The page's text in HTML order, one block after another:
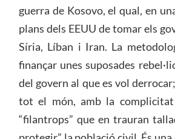
guerra de Kosovo, el qual, en
plans dels EEUU de tomar els
Síria, Líban i Iran. La
finançar unes suposades
del govern al que es vol
tot el món, amb la complicitat
“filantrops” que en trauran